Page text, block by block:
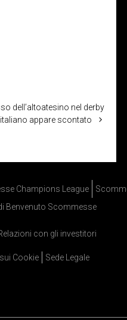
dell’altoatesino nel derby
italiano appare scontato
Champions League
Benvenuto Scommesse
con gli investitori
Cookie Sede Legale